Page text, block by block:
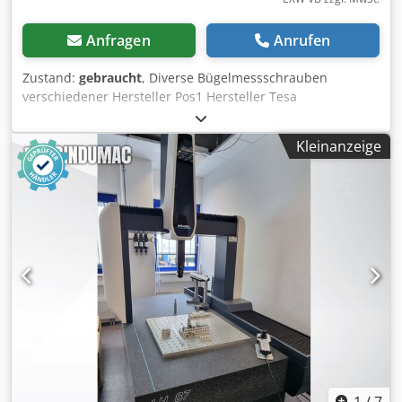
Anfragen Anrufen
Zustand: gebraucht, Diverse Bügelmessschrauben
verschiedener Hersteller Pos1 Hersteller Tesa
Messbereich: 0 – 25mm Skalenwert: 1/100 mm Pos2
Hersteller Tesa Swiss Made Messbereich: 100 – 125mm
Skalenwert: 1/100 mm Pos3 Hersteller Unbekannt
Messbereich: 25 – 50mm Skalenwert: 1/100 mm Pos4
Hersteller Tesa Messbereich: 0 – 25mm Skalenwert: 1/100
mm Feststellschraube defekt Pos5 Hersteller Hommel
Werke Messbereich: 25 – 50mm Skalenwert: 1/100mm Pos6
Hersteller Mahr Messtechnik Messbereich: 70 – 95mm
Skalenwert: 1/100mm Pos7 Hersteller Tesa Messbereich: 0
– 25mm Skalenwert: 1/100 Pos8 Hersteller Mahr
Messbereich: 120 – 145mm Skalenwert: 1/100mm Pos9
Hersteller Mahr Messbereich: 120 – 145mm Skalenwert:
1/100mm Pos10 Hersteller Mahr Messbereich: 120 –
145mm Skalenwert: 1/100mm Pos11 Hersteller Tesa
Messbereich: 75 – 100mm Skalenwert: 1/100mm
Feststellschraube fehlt Pos14 Hersteller J.E. Reinecker
Kleinanzeige